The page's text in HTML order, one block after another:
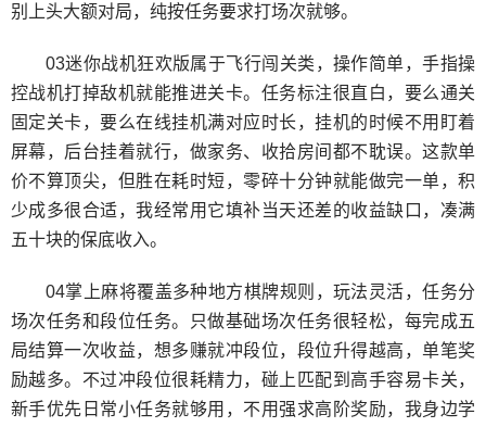
别上头大额对局，纯按任务要求打场次就够。
03迷你战机狂欢版属于飞行闯关类，操作简单，手指操
控战机打掉敌机就能推进关卡。任务标注很直白，要么通关
固定关卡，要么在线挂机满对应时长，挂机的时候不用盯着
屏幕，后台挂着就行，做家务、收拾房间都不耽误。这款单
价不算顶尖，但胜在耗时短，零碎十分钟就能做完一单，积
少成多很合适，我经常用它填补当天还差的收益缺口，凑满
五十块的保底收入。
04掌上麻将覆盖多种地方棋牌规则，玩法灵活，任务分
场次任务和段位任务。只做基础场次任务很轻松，每完成五
局结算一次收益，想多赚就冲段位，段位升得越高，单笔奖
励越多。不过冲段位很耗精力，碰上匹配到高手容易卡关，
新手优先日常小任务就够用，不用强求高阶奖励，我身边学